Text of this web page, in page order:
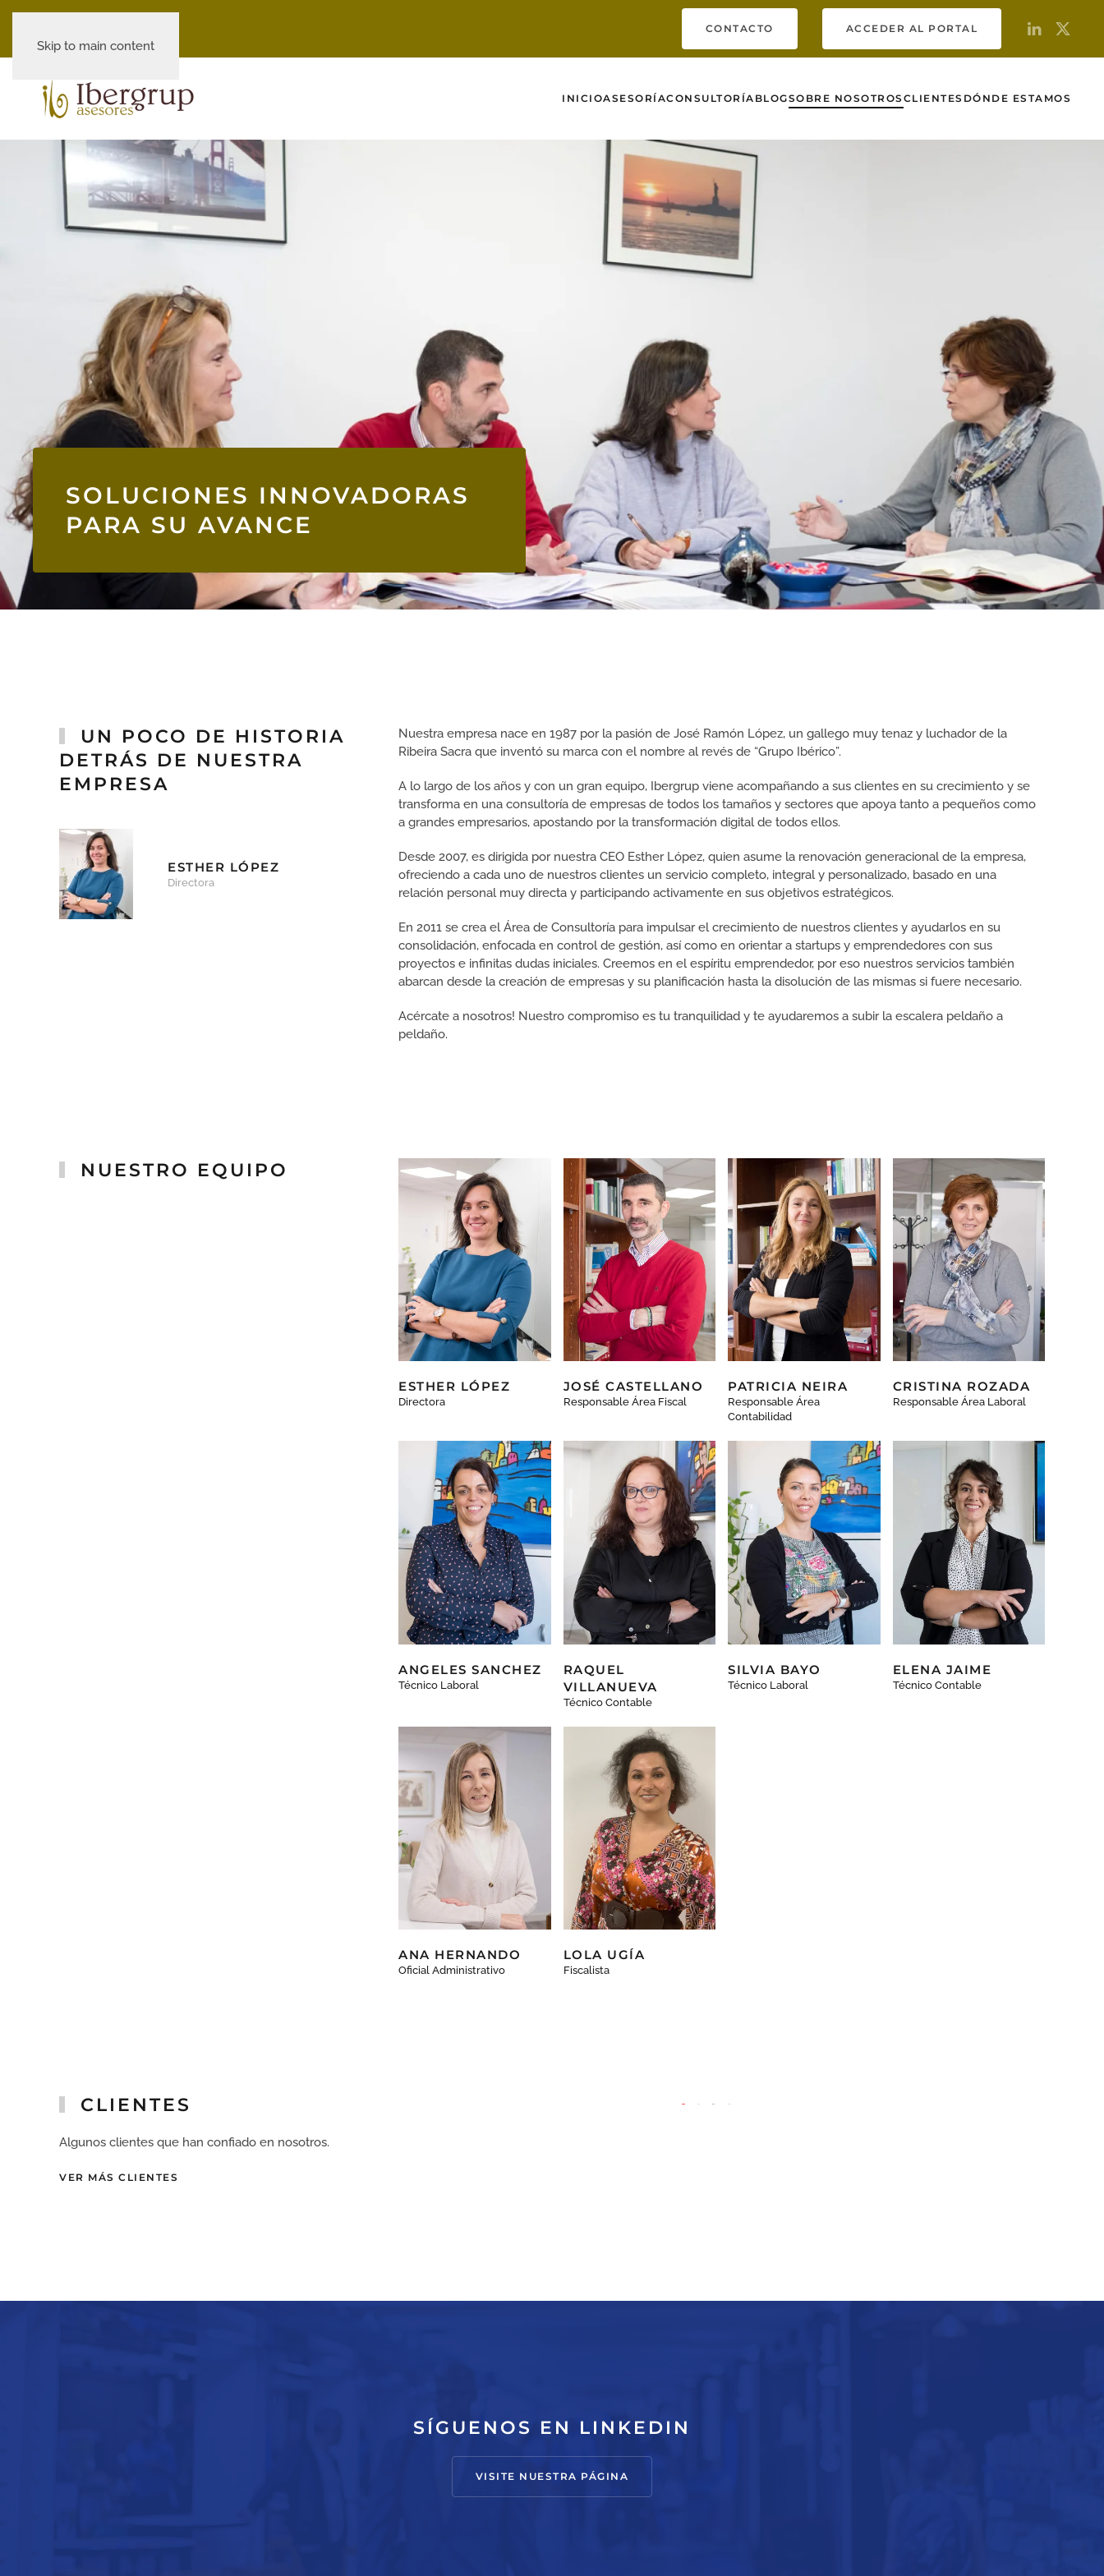
Skip to main content
CONTACTO ACCEDER AL PORTAL
INICIOASESORÍACONSULTORÍA BLOGSOBRE NOSOTROS CLIENTES DÓNDE ESTAMOS
SOLUCIONES INNOVADORAS
PARA SU AVANCE
UN POCO DE HISTORIA
DETRÁS DE NUESTRA
EMPRESA
ESTHER LÓPEZ
Directora
Nuestra empresa nace en 1987 por la pasión de José Ramón López, un gallego muy tenaz y luchador de la
Ribeira Sacra que inventó su marca con el nombre al revés de “Grupo Ibérico”.
A lo largo de los años y con un gran equipo, Ibergrup viene acompañando a sus clientes en su crecimiento y se
transforma en una consultoría de empresas de todos los tamaños y sectores que apoya tanto a pequeños como
a grandes empresarios, apostando por la transformación digital de todos ellos.
Desde 2007, es dirigida por nuestra CEO Esther López, quien asume la renovación generacional de la empresa,
ofreciendo a cada uno de nuestros clientes un servicio completo, integral y personalizado, basado en una
relación personal muy directa y participando activamente en sus objetivos estratégicos.
En 2011 se crea el Área de Consultoría para impulsar el crecimiento de nuestros clientes y ayudarlos en su
consolidación, enfocada en control de gestión, así como en orientar a startups y emprendedores con sus
proyectos e infinitas dudas iniciales. Creemos en el espíritu emprendedor, por eso nuestros servicios también
abarcan desde la creación de empresas y su planificación hasta la disolución de las mismas si fuere necesario.
Acércate a nosotros! Nuestro compromiso es tu tranquilidad y te ayudaremos a subir la escalera peldaño a
peldaño.
NUESTRO EQUIPO
ESTHER LÓPEZ
Directora
JOSÉ CASTELLANO
Responsable Área Fiscal
PATRICIA NEIRA
Responsable Área
Contabilidad
CRISTINA ROZADA
Responsable Área Laboral
ANGELES SANCHEZ
Técnico Laboral
RAQUEL
VILLANUEVA
Técnico Contable
SILVIA BAYO
Técnico Laboral
ELENA JAIME
Técnico Contable
ANA HERNANDO
Oficial Administrativo
LOLA UGÍA
Fiscalista
CLIENTES
Algunos clientes que han confiado en nosotros.
VER MÁS CLIENTES
SÍGUENOS EN LINKEDIN
VISITE NUESTRA PÁGINA